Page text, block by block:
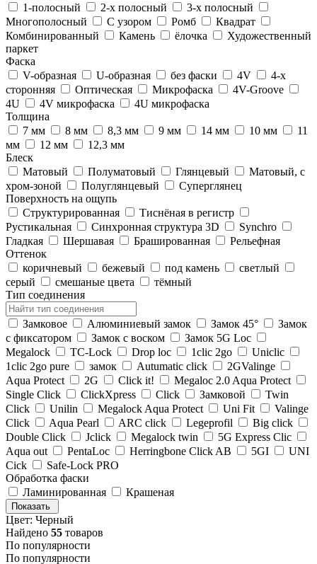
1-полосный
2-х полосный
3-х полосный
Многополосный
С узором Ромб
Квадрат
Комбинированный
Камень ёлочка
Художественный
паркет
Фаска
V-образная
U-образная без фаски 4V
4-х
сторонняя
Оптическая Микрофаска
4V-Groove
4U
4V микрофаска
4U микрофаска
Толщина
7 мм
8 мм 8,3 мм 9 мм 14 мм 10 мм
11
мм
12 мм
12,3 мм
Блеск
Матовый
Полуматовый Глянцевый
Матовый, с
хром-зоной
Полуглянцевый
Суперглянец
Поверхность на ощупь
Структурированная
Тиснёная в регистр
Рустикальная
Cинхронная структура 3D
Synchro
Гладкая
Шершавая Брашированная
Рельефная
Оттенок
коричневый
бежевый под камень
светлый
серый
смешаные цвета
тёмный
Тип соединения
Замковое Алюминиевый замок Замок 45°
Замок
с фиксатором
Замок с воском
Замок 5G Loc
Megalock
TС-Lock Drop loc 1clic 2go
Uniclic
1clic 2go pure
замок Autumatic click
2GValinge
Aqua Protect
2G Click it!
Megaloc 2.0 Aqua Protect
Single Click
ClickXpress Click Замковой
Twin
Click
Unilin Megalock Aqua Protect Uni Fit
Valinge
Click
Aqua Pearl ARC click Legeprofil
Big click
Double Click
Jclick Megalock twin
5G Express Clic
Aqua out
PentaLoc Herringbone Click AB 5GI
UNI
Cick
Safe-Lock PRO
Обработка фаски
Ламинированная
Крашеная
Показать
Цвет: Черный
Найдено 55 товаров
По популярности
По популярности